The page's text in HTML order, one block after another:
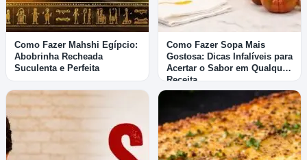
Como Fazer Mahshi Egípcio:
Abobrinha Recheada
Suculenta e Perfeita
Como Fazer Sopa Mais
Gostosa: Dicas Infalíveis para
Acertar o Sabor em Qualquer
Receita